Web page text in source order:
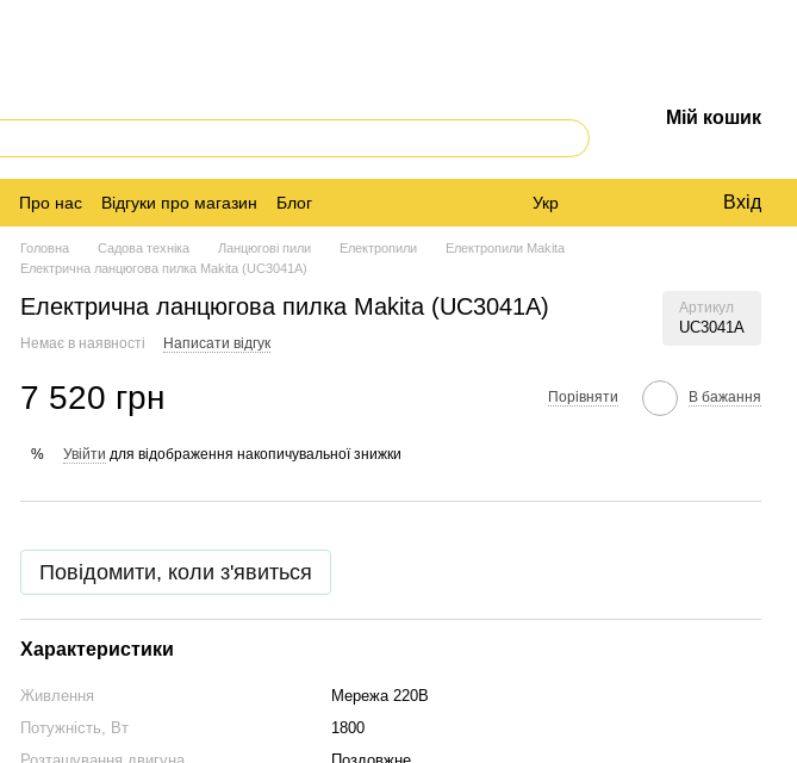
Мій кошик
Про нас Відгуки про магазин Блог Укр Вхід
Головна Садова техніка Ланцюгові пили Електропили
Електропили Makita
Електрична ланцюгова пилка Makita (UC3041A)
Електрична ланцюгова пилка Makita (UC3041A) Артикул
UC3041A
Немає в наявності Написати відгук
7 520 грн Порівняти В бажання
% Увійти для відображення накопичувальної знижки
Повідомити, коли з'явиться
Характеристики
Живлення
Мережа 220В
Потужність, Вт
1800